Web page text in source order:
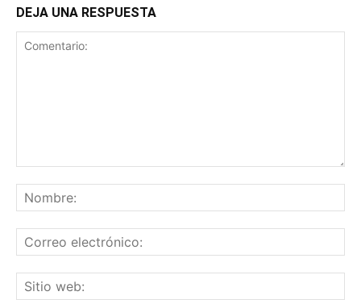
DEJA UNA RESPUESTA